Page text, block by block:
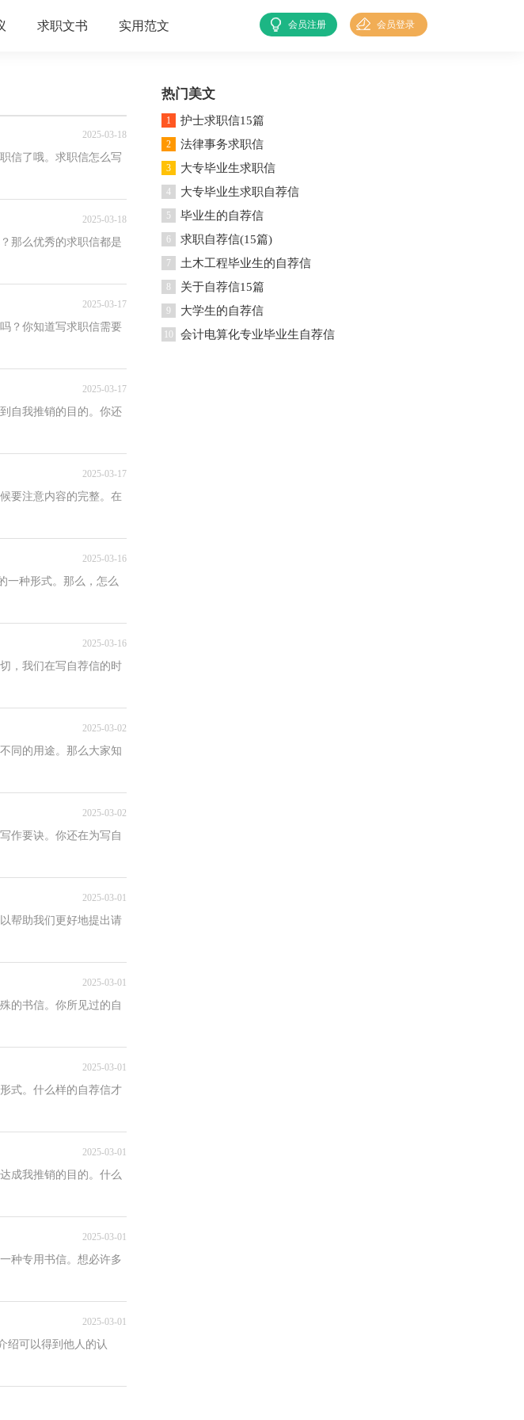
求职文书 实用范文 会员登录
会员注册
2025-03-18
信了哦。求职信怎么写
2025-03-18
那么优秀的求职信都是
2025-03-17
？你知道写求职信需要
2025-03-17
自我推销的目的。你还
2025-03-17
要注意内容的完整。在
2025-03-16
一种形式。那么，怎么
2025-03-16
，我们在写自荐信的时
2025-03-02
同的用途。那么大家知
2025-03-02
作要诀。你还在为写自
2025-03-01
帮助我们更好地提出请
2025-03-01
的书信。你所见过的自
2025-03-01
式。什么样的自荐信才
2025-03-01
成我推销的目的。什么
2025-03-01
种专用书信。想必许多
2025-03-01
绍可以得到他人的认
热门美文
1 护士求职信15篇
2 法律事务求职信
3 大专毕业生求职信
4 大专毕业生求职自荐信
5 毕业生的自荐信
6 求职自荐信(15篇)
7 土木工程毕业生的自荐信
8 关于自荐信15篇
9 大学生的自荐信
10 会计电算化专业毕业生自荐信